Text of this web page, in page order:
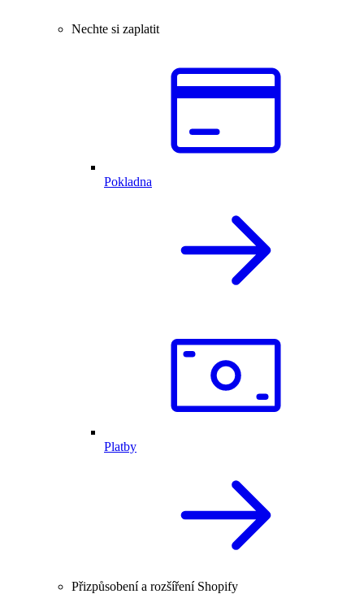
Nechte si zaplatit
Pokladna
Platby
Přizpůsobení a rozšíření Shopify